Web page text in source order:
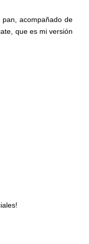
acompañado de
que es mi versión